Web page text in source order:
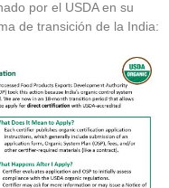
por el USDA en su
de transición de la India: